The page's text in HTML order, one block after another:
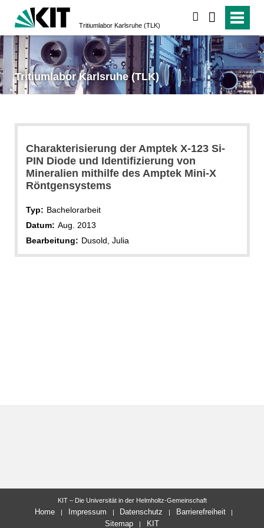
Tritiumlabor Karlsruhe (TLK)
Tritiumlabor Karlsruhe (TLK)
Charakterisierung der Amptek X-123 Si-
PIN Diode und Identifizierung von
Mineralien mithilfe des Amptek Mini-X
Röntgensystems
Typ: Bachelorarbeit
Datum: Aug. 2013
Bearbeitung: Dusold, Julia
KIT – Die Universität in der Helmholtz-Gemeinschaft
Home Impressum Datenschutz
Barrierefreiheit
Sitemap
KIT